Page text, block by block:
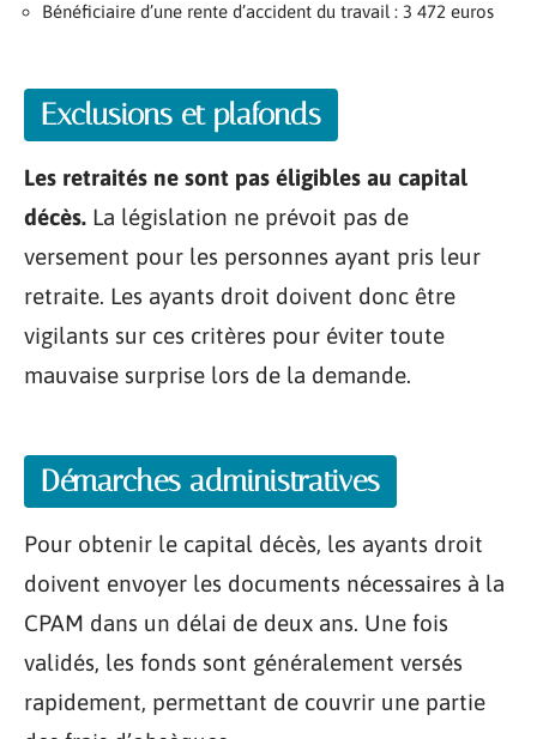
Bénéficiaire d’une rente d’accident du travail : 3 472 euros
Exclusions et plafonds
Les retraités ne sont pas éligibles au capital
décès. La législation ne prévoit pas de
versement pour les personnes ayant pris leur
retraite. Les ayants droit doivent donc être
vigilants sur ces critères pour éviter toute
mauvaise surprise lors de la demande.
Démarches administratives
Pour obtenir le capital décès, les ayants droit
doivent envoyer les documents nécessaires à la
CPAM dans un délai de deux ans. Une fois
validés, les fonds sont généralement versés
rapidement, permettant de couvrir une partie